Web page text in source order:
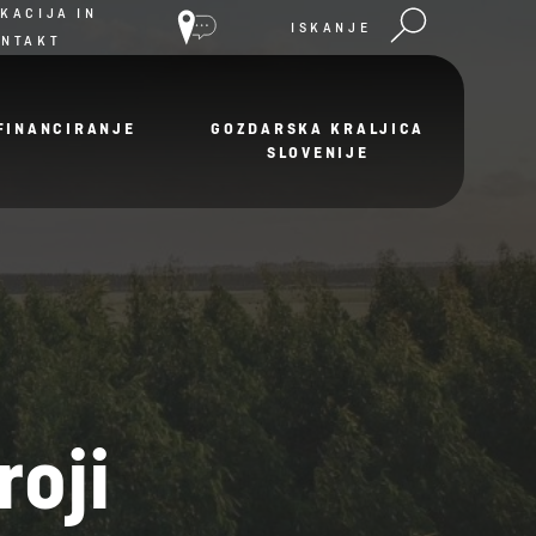
IN
ISKANJE
GOZDARSKA KRALJICA
SLOVENIJE